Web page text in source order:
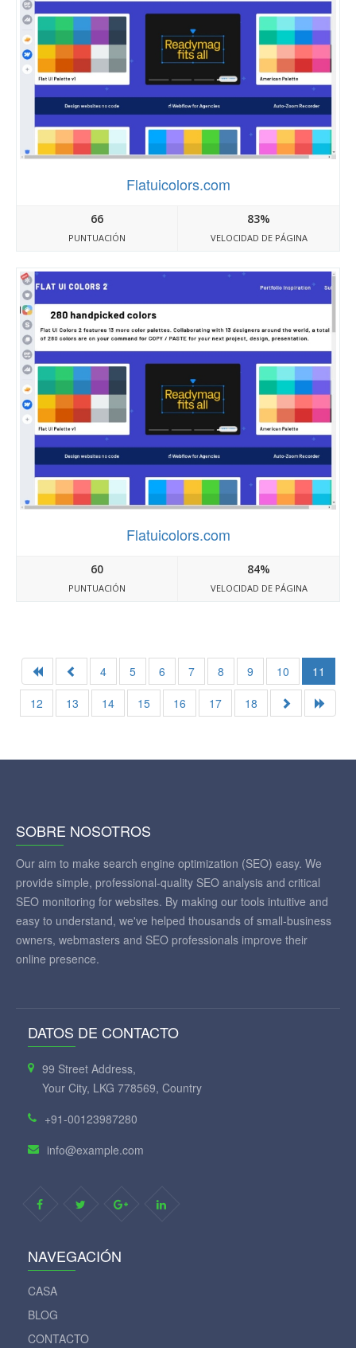
Flatuicolors.com
66
PUNTUACIÓN
83%
VELOCIDAD DE PÁGINA
Flatuicolors.com
60
PUNTUACIÓN
84%
VELOCIDAD DE PÁGINA
4 5 6 7 8 9 10
11
12
13 14 15 16 17 18
SOBRE NOSOTROS
Our aim to make search engine optimization (SEO) easy. We
provide simple, professional-quality SEO analysis and critical
SEO monitoring for websites. By making our tools intuitive and
easy to understand, we've helped thousands of small-business
owners, webmasters and SEO professionals improve their
online presence.
DATOS DE CONTACTO
99 Street Address,
Your City, LKG 778569, Country
+91-00123987280
info@example.com
NAVEGACIÓN
CASA
BLOG
CONTACTO